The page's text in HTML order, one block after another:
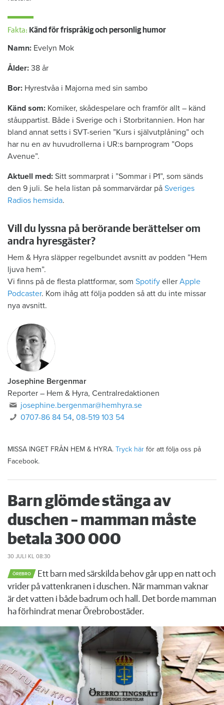
Fakta: Känd för frispråkig och personlig humor
Namn: Evelyn Mok
Ålder: 38 år
Bor: Hyrestvåa i Majorna med sin sambo
Känd som: Komiker, skådespelare och framför allt – känd
ståuppartist. Både i Sverige och i Storbritannien. Hon har
bland annat setts i SVT-serien ”Kurs i självutplåning” och
har nu en av huvudrollerna i UR:s barnprogram ”Oops
Avenue”.
Aktuell med: Sitt sommarprat i ”Sommar i P1”, som sänds
den 9 juli. Se hela listan på sommarvärdar på Sveriges
Radios hemsida.
Vill du lyssna på berörande berättelser om
andra hyresgäster?
Hem & Hyra släpper regelbundet avsnitt av podden ”Hem
ljuva hem”.
Vi finns på de flesta plattformar, som Spotify eller Apple
Podcaster. Kom ihåg att följa podden så att du inte missar
nya avsnitt.
Josephine Bergenmar
Reporter – Hem & Hyra, Centralredaktionen
josephine.bergenmar@hemhyra.se
0707-86 84 54,08-519 103 54
MISSA INGET FRÅN HEM & HYRA. Tryck här för att följa oss på
Facebook.
Barn glömde stänga av
duschen – mamman måste
betala 300 000
30 JULI KL 08:30
ÖREBRO
Ett barn med särskilda behov går upp en natt och
vrider på vattenkranen i duschen. När mamman vaknar
är det vatten i både badrum och hall. Det borde mamman
ha förhindrat menar Örebrobostäder.